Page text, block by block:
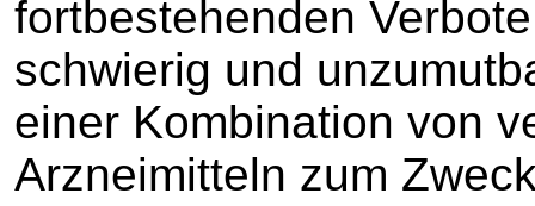
fortbestehenden
schwierig und
einer Kombination von
Arzneimitteln zum